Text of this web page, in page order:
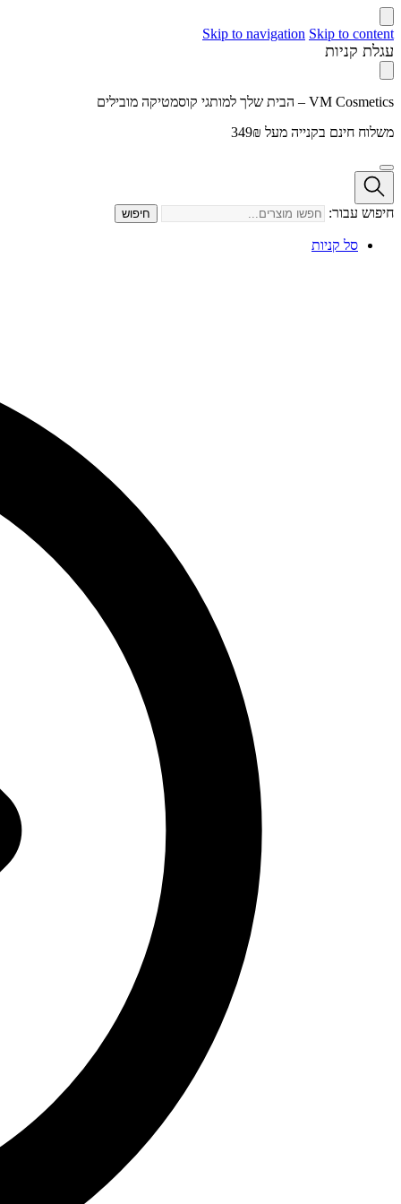
Skip to navigation Skip to content
עגלת קניות
VM Cosmetics – הבית שלך למותגי קוסמטיקה מובילים
משלוח חינם בקנייה מעל 349₪
חיפוש עבור: חיפוש
סל קניות